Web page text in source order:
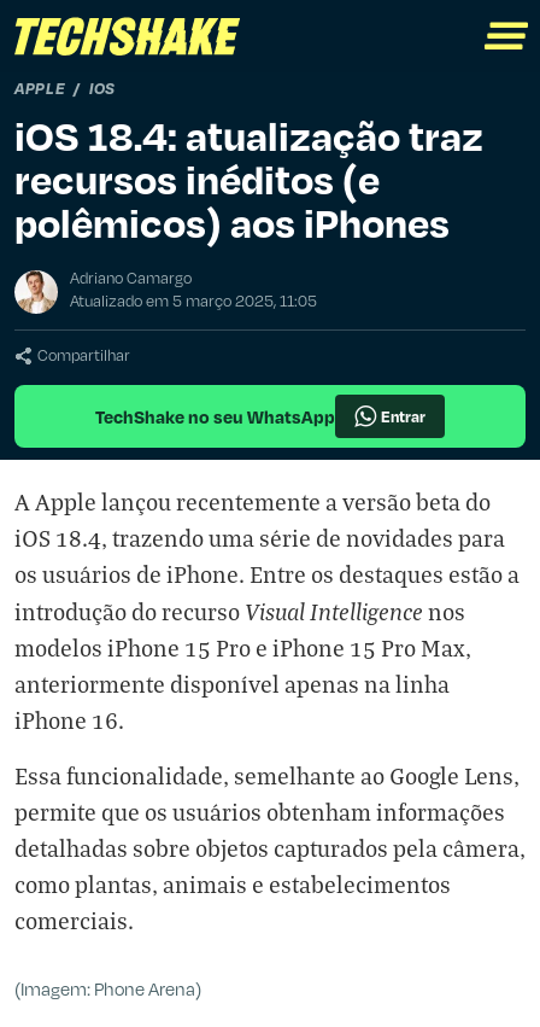
APPLE IOS
iOS 18.4: atualização traz
recursos inéditos (e
polêmicos) aos iPhones
Adriano Camargo
Atualizado em 5 março 2025, 11:05
Compartilhar
TechShake no seu WhatsApp Entrar
A Apple lançou recentemente a versão beta do
iOS 18.4, trazendo uma série de novidades para
os usuários de iPhone. Entre os destaques estão a
introdução do recurso Visual Intelligence nos
modelos iPhone 15 Pro e iPhone 15 Pro Max,
anteriormente disponível apenas na linha
iPhone 16.
Essa funcionalidade, semelhante ao Google Lens,
permite que os usuários obtenham informações
detalhadas sobre objetos capturados pela câmera,
como plantas, animais e estabelecimentos
comerciais.
(Imagem: Phone Arena)